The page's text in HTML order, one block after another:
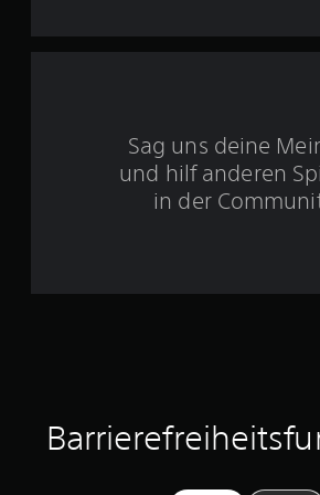
Sag uns deine
und hilf anderen
in der